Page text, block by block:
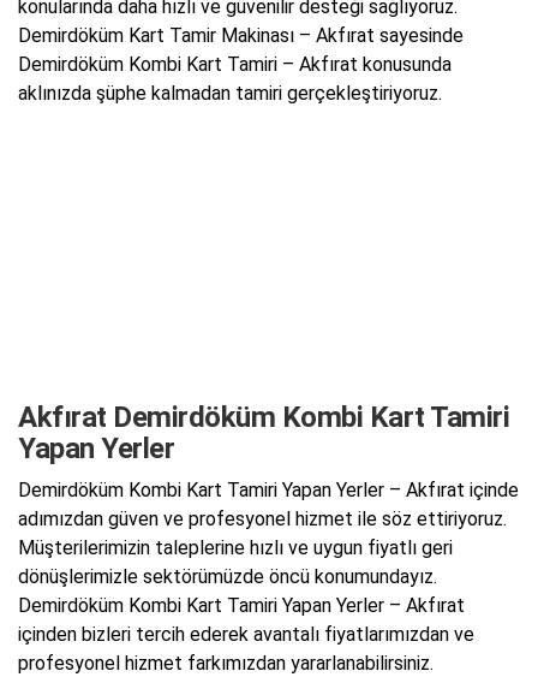
konularında daha hızlı ve güvenilir desteği sağlıyoruz.
Demirdöküm Kart Tamir Makinası – Akfırat sayesinde
Demirdöküm Kombi Kart Tamiri – Akfırat konusunda
aklınızda şüphe kalmadan tamiri gerçekleştiriyoruz.
Akfırat Demirdöküm Kombi Kart Tamiri
Yapan Yerler
Demirdöküm Kombi Kart Tamiri Yapan Yerler – Akfırat içinde
adımızdan güven ve profesyonel hizmet ile söz ettiriyoruz.
Müşterilerimizin taleplerine hızlı ve uygun fiyatlı geri
dönüşlerimizle sektörümüzde öncü konumundayız.
Demirdöküm Kombi Kart Tamiri Yapan Yerler – Akfırat
içinden bizleri tercih ederek avantalı fiyatlarımızdan ve
profesyonel hizmet farkımızdan yararlanabilirsiniz.